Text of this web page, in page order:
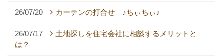
26/07/20 カーテンの打合せ ♪ちぃちぃ♪
26/07/17
土地探しを住宅会社に相談するメリットと
は？